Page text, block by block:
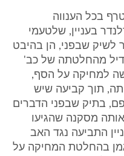
בכל הענווה
בעניין, שלטעמי
לשיק שבפני, הן בהיבט
מהחלטתה של כב'
למחיקה על הסף,
תוך קביעה שיש
בתיק שבפני הדברים
מסקנה שהגיעו
התביעה נגד האב
בהחלטת המחיקה על